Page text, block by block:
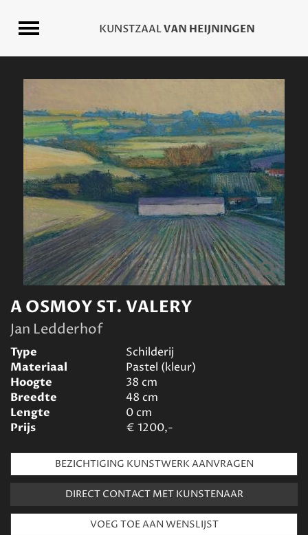
A OSMOY ST. VALERY
Jan Ledderhof
Type
Schilderij
Materiaal
Pastel (kleur)
Hoogte
38 cm
Breedte
48 cm
Lengte
0cm
Prijs
€ 1200,-
BEZICHTIGING KUNSTWERK AANVRAGEN
DIRECT CONTACT MET KUNSTENAAR